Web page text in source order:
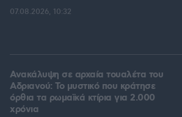
07.08.2026, 10:32
Ανακάλυψη σε αρχαία τουαλέτα του
Αδριανού: Το μυστικό που κράτησε
όρθια τα ρωμαϊκά κτίρια για 2.000
χρόνια